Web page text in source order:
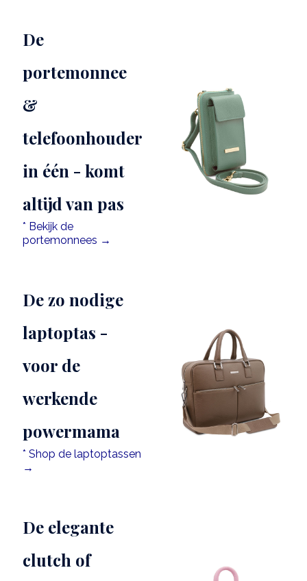
De
portemonnee
&
telefoonhouder
in één - komt
altijd van pas
* Bekijk de
portemonnees →
De zo nodige
laptoptas -
voor de
werkende
powermama
* Shop de laptoptassen
→
De elegante
clutch of